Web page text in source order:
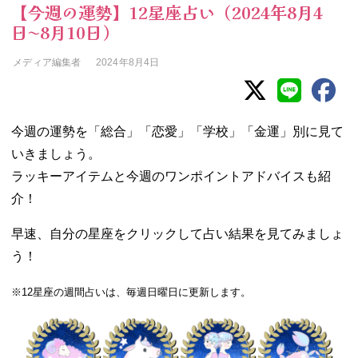
【今週の運勢】12星座占い（2024年8月4
日〜8月10日）
メディア編集者 2024年8月4日
今週の運勢を「総合」「恋愛」「学校」「金運」別に見て
いきましょう。
ラッキーアイテムと今週のワンポイントアドバイスも紹
介！
早速、自分の星座をクリックして占い結果を見てみましょ
う！
※12星座の週間占いは、毎週日曜日に更新します。